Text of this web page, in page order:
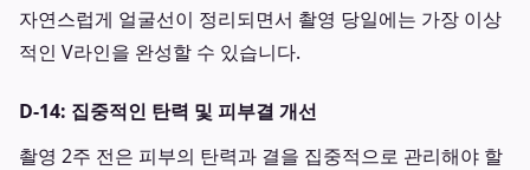
자연스럽게 얼굴선이 정리되면서 촬영 당일에는 가장 이상
적인 V라인을 완성할 수 있습니다.
D-14: 집중적인 탄력 및 피부결 개선
촬영 2주 전은 피부의 탄력과 결을 집중적으로 관리해야 할